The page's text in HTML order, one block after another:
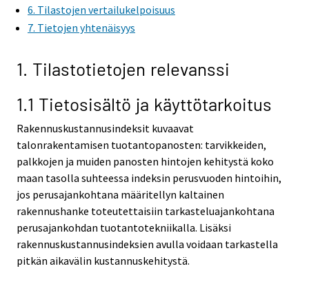
6. Tilastojen vertailukelpoisuus
7. Tietojen yhtenäisyys
1. Tilastotietojen relevanssi
1.1 Tietosisältö ja käyttötarkoitus
Rakennuskustannusindeksit kuvaavat
talonrakentamisen tuotantopanosten: tarvikkeiden,
palkkojen ja muiden panosten hintojen kehitystä koko
maan tasolla suhteessa indeksin perusvuoden hintoihin,
jos perusajankohtana määritellyn kaltainen
rakennushanke toteutettaisiin tarkasteluajankohtana
perusajankohdan tuotantotekniikalla. Lisäksi
rakennuskustannusindeksien avulla voidaan tarkastella
pitkän aikavälin kustannuskehitystä.